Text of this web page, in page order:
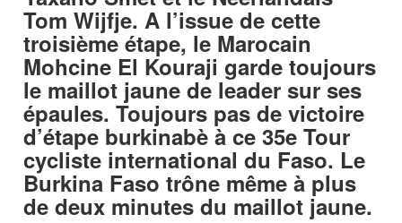
Tom Wijfje. A l’issue de cette
troisième étape, le Marocain
Mohcine El Kouraji garde toujours
le maillot jaune de leader sur ses
épaules. Toujours pas de victoire
d’étape burkinabè à ce 35e Tour
cycliste international du Faso. Le
Burkina Faso trône même à plus
de deux minutes du maillot jaune.